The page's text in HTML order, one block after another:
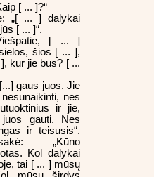
[ ... ]?“
„[ ... ] dalykai
[ ... ]“.
[ ... ]
šios [ ... ],
kur jie bus? [ ...
gaus juos. Jie
nes
ir jie,
gauti. Nes
ir teisusis“.
„Kūno
Kol dalykai
tai [ ... ] mūsų